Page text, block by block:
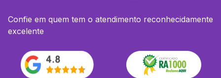
Confie em quem tem o atendimento reconhecidamente
excelente